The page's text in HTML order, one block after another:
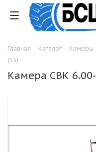
Главная - Каталог - Камеры
(15)
Камера СВК